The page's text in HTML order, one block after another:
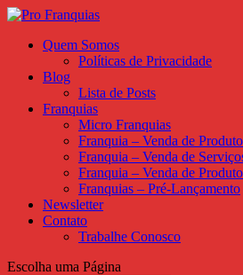
Quem Somos
Políticas de Privacidade
Blog
Lista de Posts
Franquias
Micro Franquias
Franquia – Venda de
Franquia – Venda de
Franquia – Venda de
Franquias – Pré-Lançamento
Newsletter
Contato
Trabalhe Conosco
Escolha uma Página